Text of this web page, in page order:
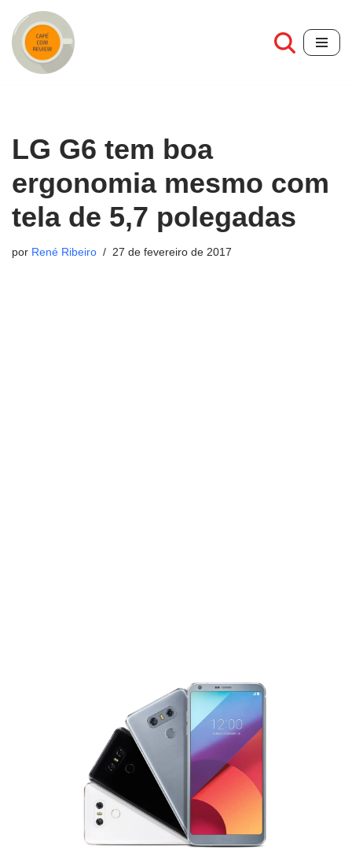
Pular
para
LG G6 tem boa
ergonomia mesmo com
tela de 5,7 polegadas
por René Ribeiro 27 de fevereiro de 2017